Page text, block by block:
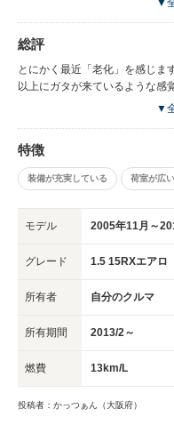
のは仕方ないですね。
総評
とにかく最近「老化」を感じま
以上にガタが来ているような感
替えたらロードノイズが減り、
てみたときに トータル的に見て
き合える車だと思いました。 (
はお勧めです。 車を道具として
▼
特徴
装備が充実している 荷室が広い
モデル 2005年11月～
グレード 1.5 15RXエアロ
所有者 自分のクルマ
所有期間 2013/2～
燃費 13km/L
投稿者：かっつぁん（大阪府）